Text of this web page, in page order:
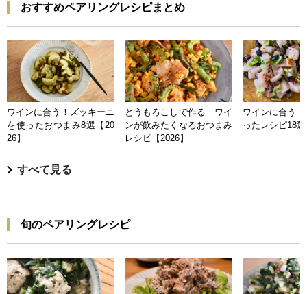
おすすめペアリングレシピまとめ
ワインに合う！ズッキーニ
を使ったおつまみ8選【20
26】
とうもろこしで作る ワイ
ンが飲みたくなるおつまみ
レシピ【2026】
ワインに合う
ったレシピ18
すべて見る
旬のペアリングレシピ